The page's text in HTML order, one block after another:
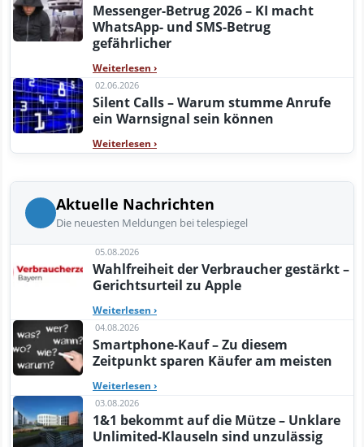
Messenger-Betrug 2026 – KI macht
WhatsApp- und SMS-Betrug
gefährlicher
Weiterlesen ›
02.06.2026
Silent Calls – Warum stumme Anrufe
ein Warnsignal sein können
Weiterlesen ›
Aktuelle Nachrichten
Die neuesten Meldungen bei telespiegel
05.08.2026
Wahlfreiheit der Verbraucher gestärkt –
Gerichtsurteil zu Apple
Weiterlesen ›
04.08.2026
Smartphone-Kauf – Zu diesem
Zeitpunkt sparen Käufer am meisten
Weiterlesen ›
03.08.2026
1&1 bekommt auf die Mütze – Unklare
Unlimited-Klauseln sind unzulässig